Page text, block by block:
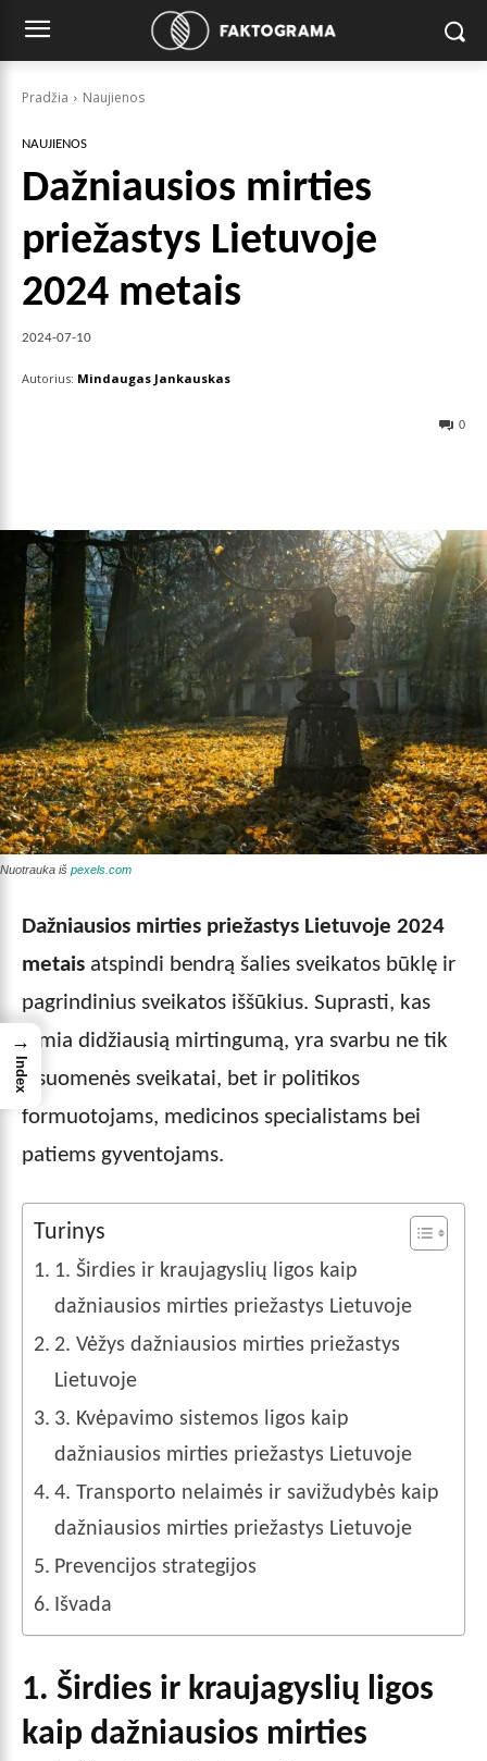
Pradžia Naujienos
NAUJIENOS
Dažniausios mirties
priežastys Lietuvoje
2024 metais
2024-07-10
Autorius: Mindaugas Jankauskas
0
Nuotrauka iš pexels.com
Dažniausios mirties priežastys Lietuvoje 2024
metais atspindi bendrą šalies sveikatos būklę ir
pagrindinius sveikatos iššūkius. Suprasti, kas
lemia didžiausią mirtingumą, yra svarbu ne tik
visuomenės sveikatai, bet ir politikos
formuotojams, medicinos specialistams bei
patiems gyventojams.
Turinys
1. Širdies ir kraujagyslių ligos kaip
dažniausios mirties priežastys Lietuvoje
2. Vėžys dažniausios mirties priežastys
Lietuvoje
3. Kvėpavimo sistemos ligos kaip
dažniausios mirties priežastys Lietuvoje
4. Transporto nelaimės ir savižudybės kaip
dažniausios mirties priežastys Lietuvoje
Prevencijos strategijos
Išvada
1. Širdies ir kraujagyslių ligos
kaip dažniausios mirties
→
Index